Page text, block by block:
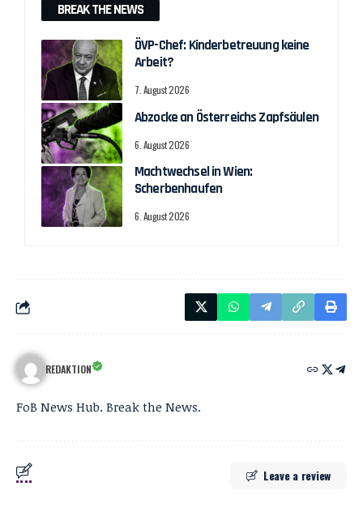
BREAK THE NEWS
ÖVP-Chef: Kinderbetreuung keine
Arbeit?
7. August 2026
Abzocke an Österreichs Zapfsäulen
6. August 2026
Machtwechsel in Wien:
Scherbenhaufen
6. August 2026
REDAKTION
FoB News Hub. Break the News.
Leave a review